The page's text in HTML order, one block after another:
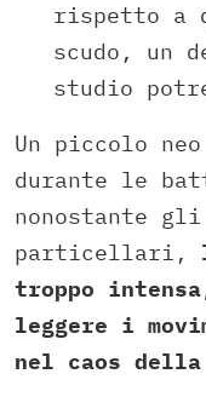
rispetto a
scudo, un
studio
Un piccolo
durante le
nonostante
particellari,
troppo
leggere i
nel caos